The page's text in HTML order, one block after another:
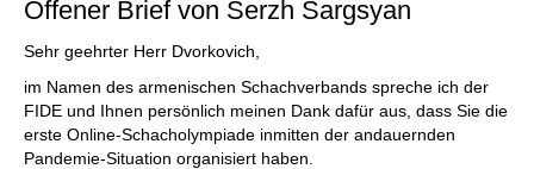
Offener Brief von Serzh Sargsyan
Sehr geehrter Herr Dvorkovich,
im Namen des armenischen Schachverbands spreche ich der
FIDE und Ihnen persönlich meinen Dank dafür aus, dass Sie die
erste Online-Schacholympiade inmitten der andauernden
Pandemie-Situation organisiert haben.